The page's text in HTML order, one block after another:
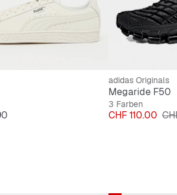
adidas Originals
Megaride F50
3 Farben
Preis
CHF 110.00